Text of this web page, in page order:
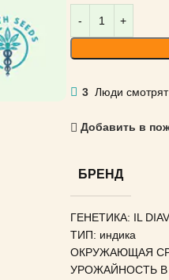
3 Люди смотрят
Добавить в
БРЕНД
ГЕНЕТИКА: IL
ТИП: индика
ОКРУЖАЮЩАЯ
УРОЖАЙНОСТЬ